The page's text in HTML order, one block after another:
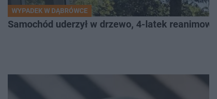
WYPADEK W DĄBRÓWCE
Samochód uderzył w drzewo, 4-latek